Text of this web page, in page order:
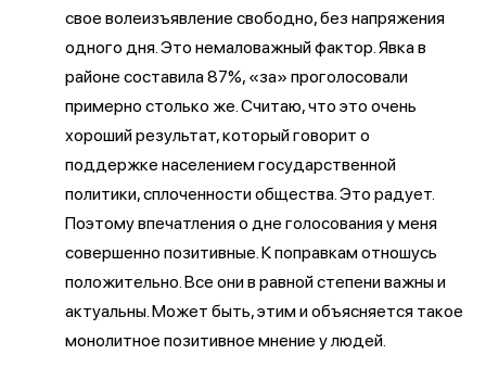
свое волеизъявление свободно, без напряжения
одного дня. Это немаловажный фактор. Явка в
районе составила 87%, «за» проголосовали
примерно столько же. Считаю, что это очень
хороший результат, который говорит о
поддержке населением государственной
политики, сплоченности общества. Это радует.
Поэтому впечатления о дне голосования у меня
совершенно позитивные. К поправкам отношусь
положительно. Все они в равной степени важны и
актуальны. Может быть, этим и объясняется такое
монолитное позитивное мнение у людей.